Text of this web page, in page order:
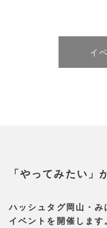
イ
「やってみたい」
ハッシュタグ岡山・
イベントを開催しま